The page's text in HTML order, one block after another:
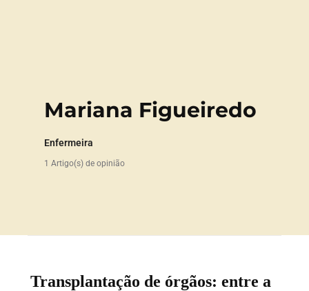
Mariana Figueiredo
Enfermeira
1 Artigo(s) de opinião
Transplantação de órgãos: entre a